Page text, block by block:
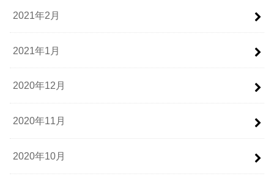
2021年2月
2021年1月
2020年12月
2020年11月
2020年10月